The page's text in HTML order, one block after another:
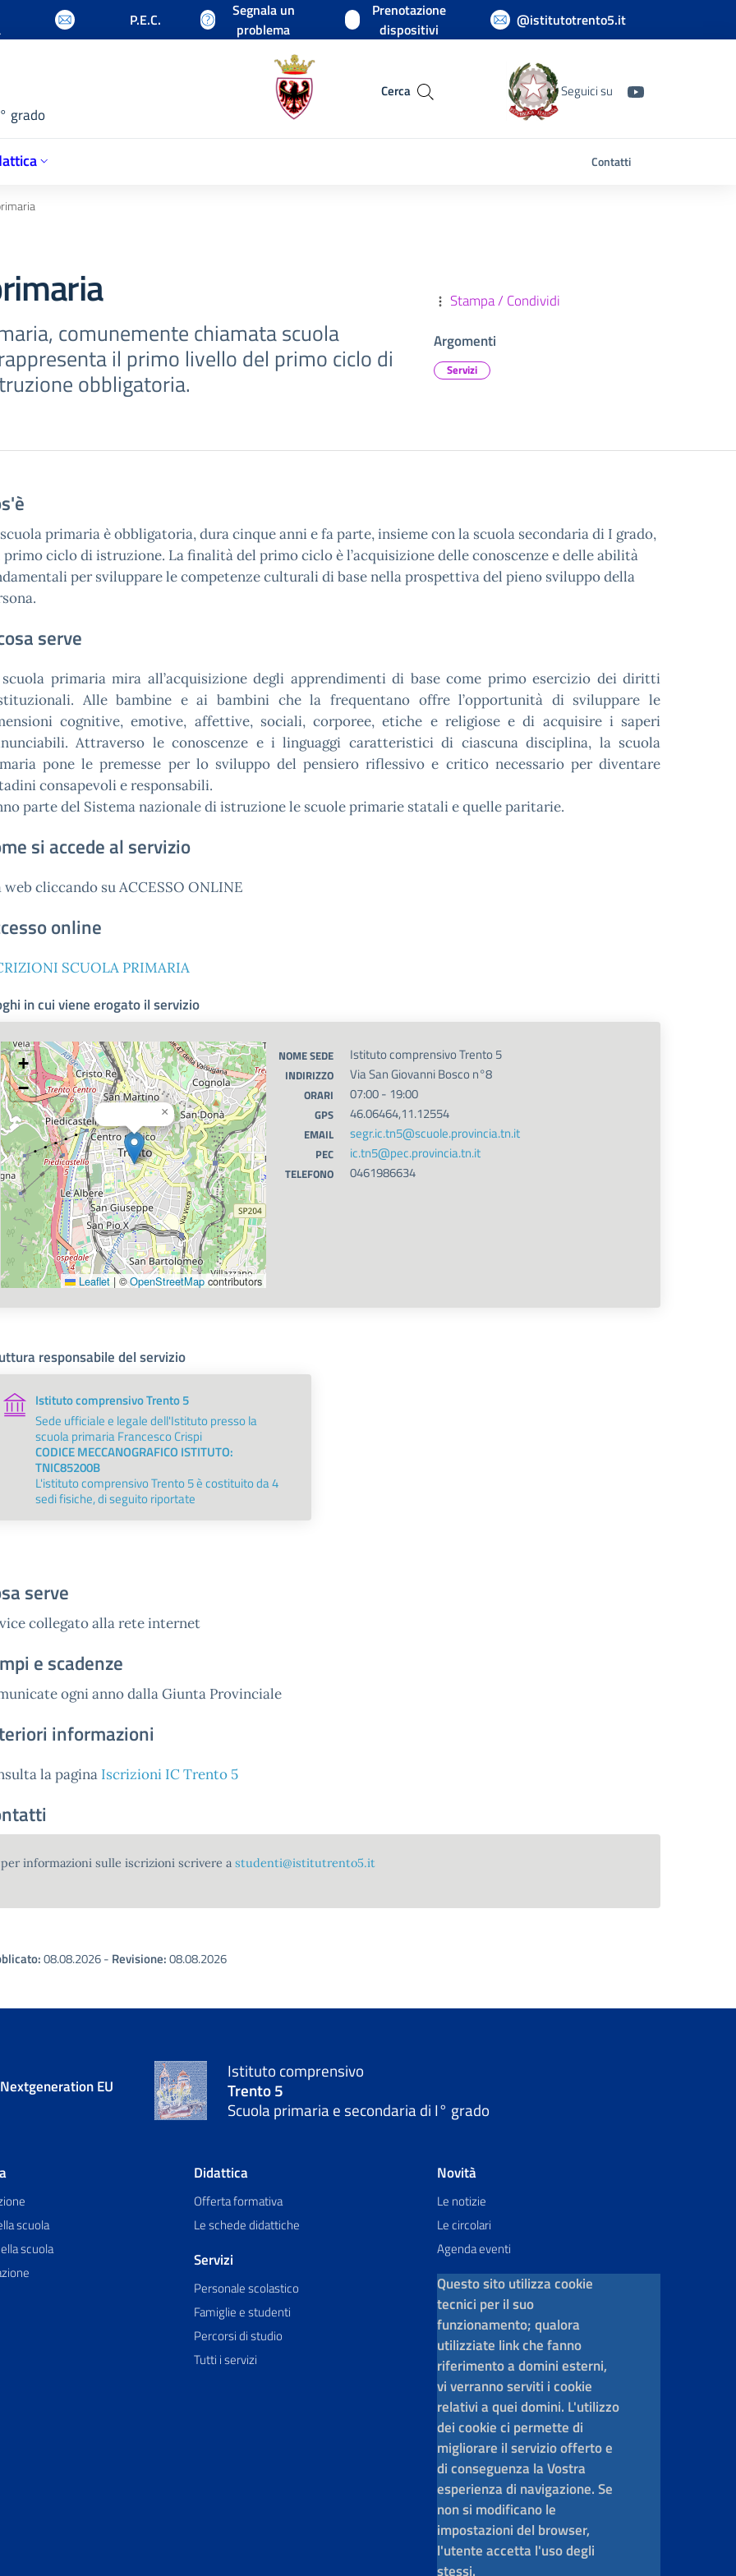
P.E.C.
Segnala un
problema
Prenotazione
dispositivi
@istitutotrento5.it
grado
Cerca Seguici su
Contatti
comunemente chiamata scuola
il primo livello del primo ciclo di
obbligatoria.
Stampa / Condividi
Argomenti
Servizi
primaria è obbligatoria, dura cinque anni e fa parte, insieme con la scuola secondaria di I grado,
primo ciclo di istruzione. La finalità del primo ciclo è l’acquisizione delle conoscenze e delle abilità
per sviluppare le competenze culturali di base nella prospettiva del pieno sviluppo della
serve
primaria mira all’acquisizione degli apprendimenti di base come primo esercizio dei diritti
Alle bambine e ai bambini che la frequentano offre l’opportunità di sviluppare le
cognitive, emotive, affettive, sociali, corporee, etiche e religiose e di acquisire i saperi
Attraverso le conoscenze e i linguaggi caratteristici di ciascuna disciplina, la scuola
pone le premesse per lo sviluppo del pensiero riflessivo e critico necessario per diventare
consapevoli e responsabili.
parte del Sistema nazionale di istruzione le scuole primarie statali e quelle paritarie.
si accede al servizio
web cliccando su ACCESSO ONLINE
online
SCUOLA PRIMARIA
in cui viene erogato il servizio
×
+
−
Leaflet |©OpenStreetMapcontributors
NOME SEDE Istituto comprensivo Trento 5
INDIRIZZO Via San Giovanni Bosco n°8
ORARI 07:00 - 19:00
GPS 46.06464,11.12554
EMAIL segr.ic.tn5@scuole.provincia.tn.it
PEC ic.tn5@pec.provincia.tn.it
TELEFONO 0461986634
responsabile del servizio
Istituto comprensivo Trento 5
Sede ufficiale e legale dell'Istituto presso la
scuola primaria Francesco Crispi
CODICE MECCANOGRAFICO ISTITUTO:
TNIC85200B
L'istituto comprensivo Trento 5 è costituito da 4
sedi fisiche, di seguito riportate
serve
collegato alla rete internet
e scadenze
ogni anno dalla Giunta Provinciale
informazioni
la pagina Iscrizioni IC Trento 5
per informazioni sulle iscrizioni scrivere a studenti@istitutrento5.it
08.08.2026 - Revisione:08.08.2026
EU
Istituto comprensivo
Trento 5
Scuola primaria e secondaria di I° grado
scuola
scuola
Didattica
Offerta formativa
Le schede didattiche
Servizi
Personale scolastico
Famiglie e studenti
Percorsi di studio
Tutti i servizi
Novità
Le notizie
Le circolari
Agenda eventi
Questo sito utilizza cookie
tecnici per il suo
funzionamento; qualora
utilizziate link che fanno
riferimento a domini esterni,
vi verranno serviti i cookie
relativi a quei domini. L'utilizzo
dei cookie ci permette di
migliorare il servizio offerto e
di conseguenza la Vostra
esperienza di navigazione. Se
non si modificano le
impostazioni del browser,
l'utente accetta l'uso degli
stessi.